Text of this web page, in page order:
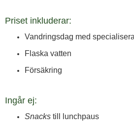
Priset inkluderar:
Vandringsdag med
Flaska vatten
Försäkring
Ingår ej:
Snacks till lunchpaus